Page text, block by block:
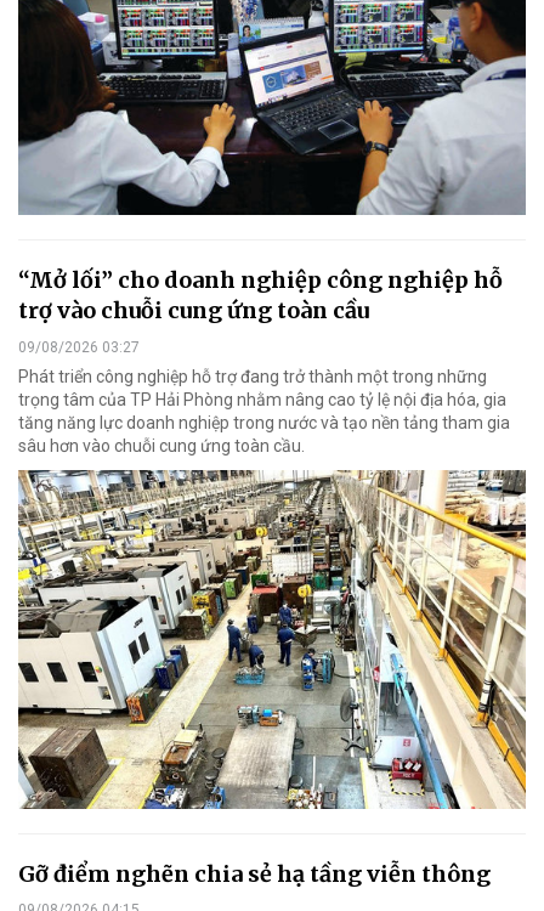
“Mở lối” cho doanh nghiệp công nghiệp hỗ
trợ vào chuỗi cung ứng toàn cầu
09/08/2026 03:27
Phát triển công nghiệp hỗ trợ đang trở thành một trong những
trọng tâm của TP Hải Phòng nhằm nâng cao tỷ lệ nội địa hóa, gia
tăng năng lực doanh nghiệp trong nước và tạo nền tảng tham gia
sâu hơn vào chuỗi cung ứng toàn cầu.
Gỡ điểm nghẽn chia sẻ hạ tầng viễn thông